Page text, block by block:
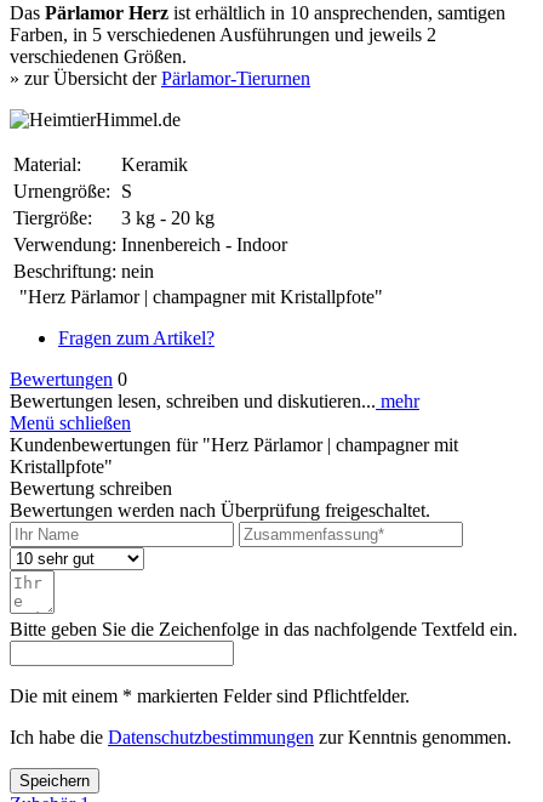
Das Pärlamor Herz ist erhältlich in 10 ansprechenden, samtigen
Farben, in 5 verschiedenen Ausführungen und jeweils 2
verschiedenen Größen.
» zur Übersicht derPärlamor-Tierurnen
Material:
Keramik
Urnengröße:
S
Tiergröße:
3 kg - 20 kg
Verwendung: Innenbereich - Indoor
Beschriftung: nein
"Herz Pärlamor | champagner mit Kristallpfote"
Fragen zum Artikel?
Bewertungen 0
Bewertungen lesen, schreiben und diskutieren... mehr
Menü schließen
Kundenbewertungen für "Herz Pärlamor | champagner mit
Kristallpfote"
Bewertung schreiben
Bewertungen werden nach Überprüfung freigeschaltet.
Bitte geben Sie die Zeichenfolge in das nachfolgende Textfeld ein.
Die mit einem * markierten Felder sind Pflichtfelder.
Ich habe die Datenschutzbestimmungen zur Kenntnis genommen.
Speichern